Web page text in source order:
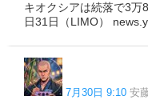
キオクシアは続落で3万
日31日（LIMO）
7月30日 9:10 安